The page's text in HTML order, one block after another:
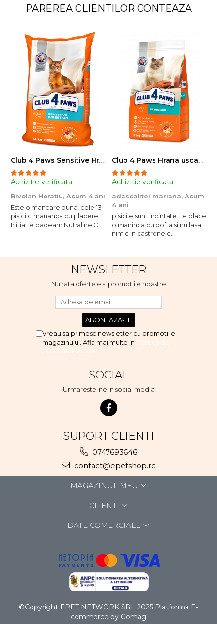
PAREREA CLIENTILOR CONTEAZA
Club 4 Paws Sensitive Hrana uscata pisici adulte, 14kg
Achizitie verificata
Bivolan Horatiu, Acum 4 ani
Este o mancare buna, cele 13
pisici o mananca cu placere.
Initial le dadeam Nutraline Cat
evita, nu o mananca cu
placere. Eu sunt multumit si
Club 4 Paws Hrana uscata pisici sterilizate, 2kg
Achizitie verificata
adascalitei mariana, Acum
4 ani
pisicile sunt incintate , le place
o maninca cu pofta si nu lasa
nimic in castronele.
NEWSLETTER
Nu rata ofertele si promotiile noastre
Vreau sa primesc newsletter cu promotiile
magazinului. Afla mai multe in Politica de
Confidentialitate
SOCIAL
Urmareste-ne in social media
SUPORT CLIENTI
0747693646
contact@epetshop.ro
MAGAZINUL MEU
CLIENTI
DATE COMERCIALE
©Copyright EPET NETWORK SRL 2025 Platforma E-
commerce by Gomag